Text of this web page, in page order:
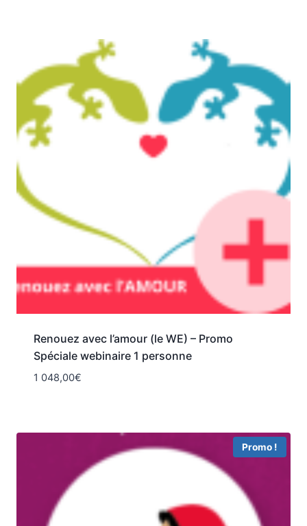
Renouez avec l’amour (le WE) – Promo
Spéciale webinaire 1 personne
1 048,00€
Promo !